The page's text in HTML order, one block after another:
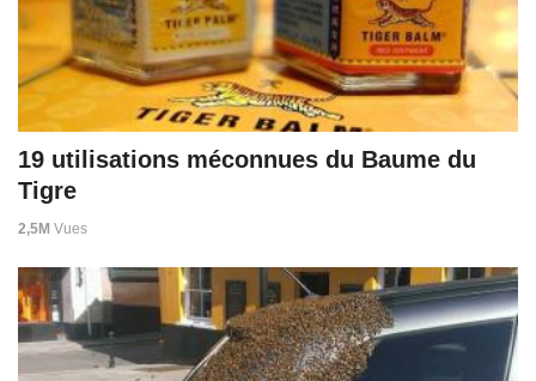
19 utilisations méconnues du Baume du
Tigre
2,5M Vues